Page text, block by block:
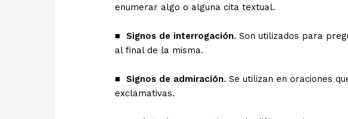
enumerar algo o alguna cita textual.
■Signos de interrogación. Son utilizados para
al final de la misma.
■Signos de admiración. Se utilizan en oraciones
exclamativas.